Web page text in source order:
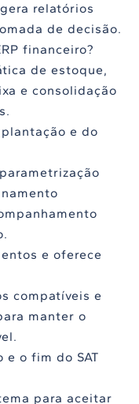
relatórios
de decisão.
financeiro?
de estoque,
e consolidação
e do
e oferece
compatíveis e
manter o
e o fim do SAT
para aceitar